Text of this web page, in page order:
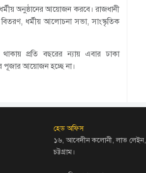
অনুষ্ঠানের আয়োজন করবে। রাজধানী
বিতরণ, ধর্মীয় আলোচনা সভা, সাংস্কৃতিক
প্রতি বছরের ন্যায় এবার ঢাকা
পূজার আয়োজন হচ্ছে না।
হেড অফিস
১৬, আবেদীন কলোনী, লাভ লেইন,
চট্টগ্রাম।